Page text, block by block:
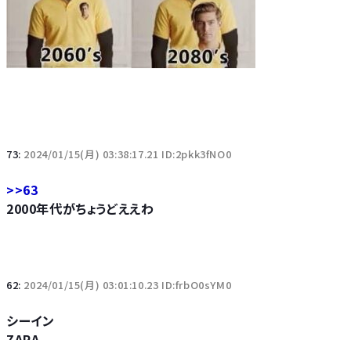
73: 2024/01/15(月) 03:38:17.21 ID:2pkk3fNO0
>>63
2000年代がちょうどええわ
62: 2024/01/15(月) 03:01:10.23 ID:frbO0sYM0
シーイン